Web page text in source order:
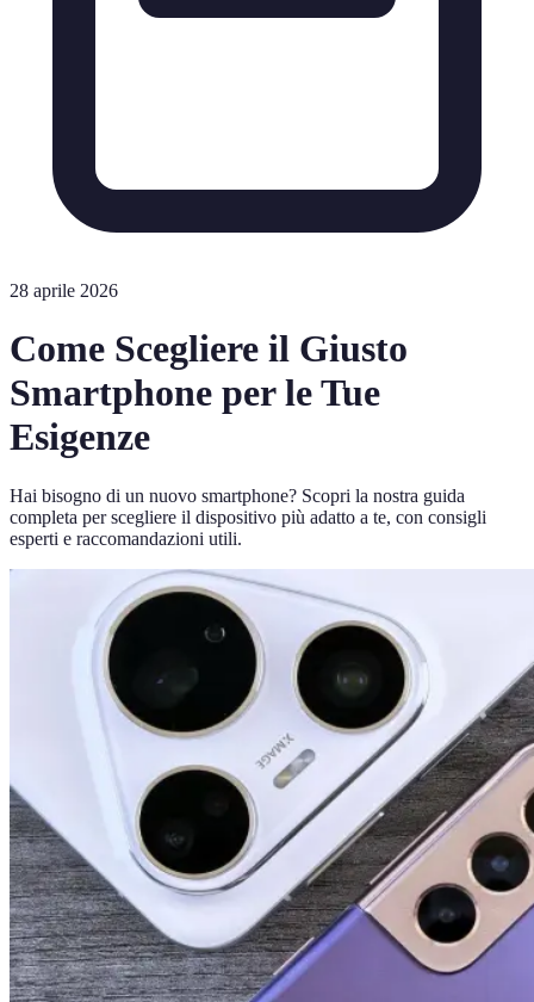
28 aprile 2026
Come Scegliere il Giusto
Smartphone per le Tue
Esigenze
Hai bisogno di un nuovo smartphone? Scopri la nostra guida
completa per scegliere il dispositivo più adatto a te, con consigli
esperti e raccomandazioni utili.